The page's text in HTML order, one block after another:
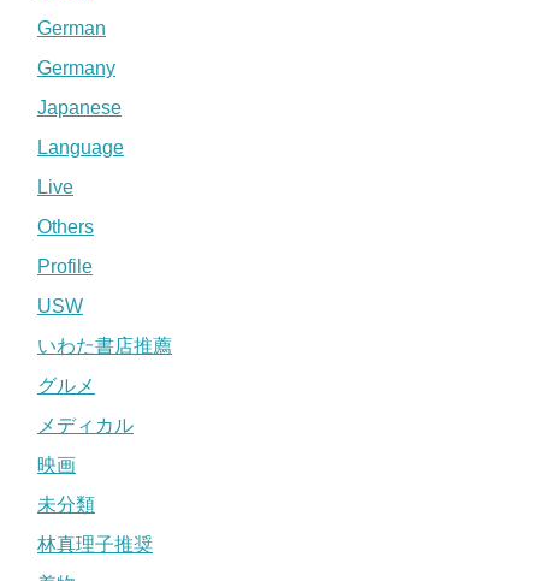
German
Germany
Japanese
Language
Live
Others
Profile
USW
いわた書店推薦
グルメ
メディカル
映画
未分類
林真理子推奨